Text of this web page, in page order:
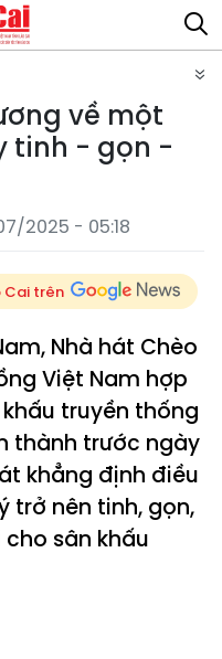
về một
tinh - gọn -
2025 - 05:18
Cai trên
Nhà hát Chèo
Việt Nam hợp
truyền thống
thành trước ngày
khẳng định điều
trở nên tinh, gọn,
sân khấu